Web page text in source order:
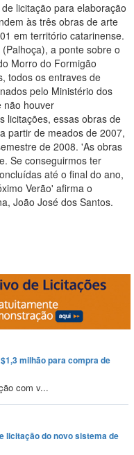
licitação para elaboração
às três obras de arte
em território catarinense.
a ponte sobre o
Morro do Formigão
todos os entraves de
pelo Ministério dos
não houver
licitações, essas obras de
partir de meados de 2007,
de 2008. 'As obras
Se conseguirmos ter
até o final do ano,
Verão' afirma o
João José dos Santos.
milhão para compra de
com v...
licitação do novo sistema de